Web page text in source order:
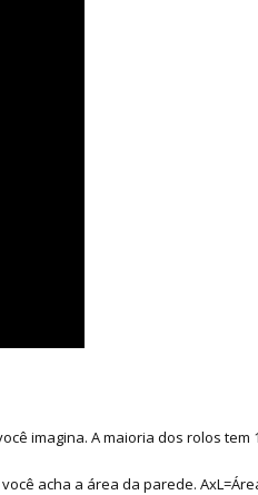
imagina. A maioria dos rolos
acha a área da parede.